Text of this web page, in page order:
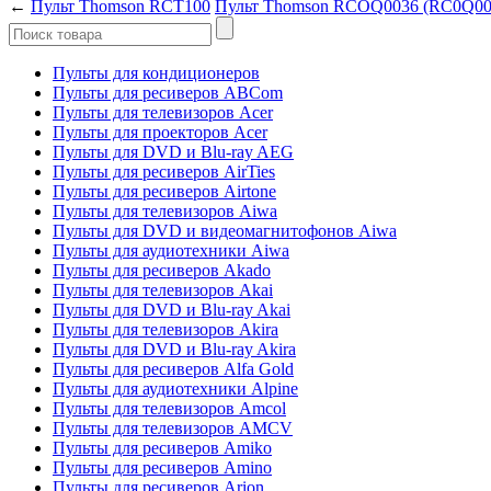
← Пульт Thomson RCT100 Пульт Thomson RCOQ0036
Пульты для кондиционеров
Пульты для ресиверов ABCom
Пульты для телевизоров Acer
Пульты для проекторов Acer
Пульты для DVD и Blu-ray AEG
Пульты для ресиверов AirTies
Пульты для ресиверов Airtone
Пульты для телевизоров Aiwa
Пульты для DVD и видеомагнитофонов Aiwa
Пульты для аудиотехники Aiwa
Пульты для ресиверов Akado
Пульты для телевизоров Akai
Пульты для DVD и Blu-ray Akai
Пульты для телевизоров Akira
Пульты для DVD и Blu-ray Akira
Пульты для ресиверов Alfa Gold
Пульты для аудиотехники Alpine
Пульты для телевизоров Amcol
Пульты для телевизоров AMCV
Пульты для ресиверов Amiko
Пульты для ресиверов Amino
Пульты для ресиверов Arion